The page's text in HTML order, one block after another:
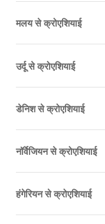
मलय से क्रोएशियाई
उर्दू से क्रोएशियाई
डेनिश से क्रोएशियाई
नॉर्वेजियन से क्रोएशियाई
हंगेरियन से क्रोएशियाई